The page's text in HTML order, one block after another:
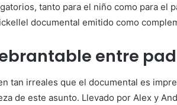
tanto para el niño como para el
el documental emitido como
entre
tan irreales que el documental es
de este asunto. Llevado por Alex y